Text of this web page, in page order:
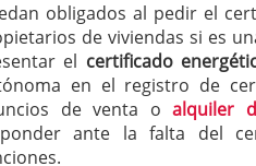
obligados al pedir el
de viviendas si es
el certificado
en el registro de
de venta oalquiler
ante la falta del